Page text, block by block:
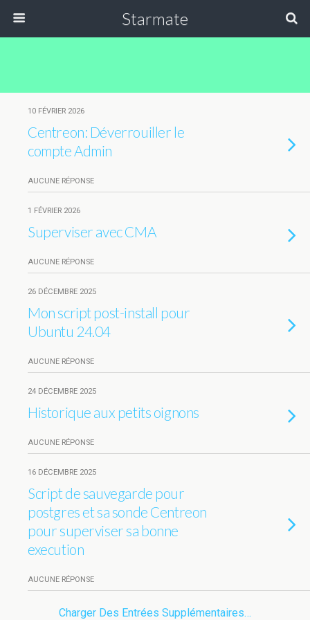
Starmate
10 FÉVRIER 2026
Centreon: Déverrouiller le
compte Admin
AUCUNE RÉPONSE
1 FÉVRIER 2026
Superviser avec CMA
AUCUNE RÉPONSE
26 DÉCEMBRE 2025
Mon script post-install pour
Ubuntu 24.04
AUCUNE RÉPONSE
24 DÉCEMBRE 2025
Historique aux petits oignons
AUCUNE RÉPONSE
16 DÉCEMBRE 2025
Script de sauvegarde pour
postgres et sa sonde Centreon
pour superviser sa bonne
execution
AUCUNE RÉPONSE
Charger Des Entrées Supplémentaires…